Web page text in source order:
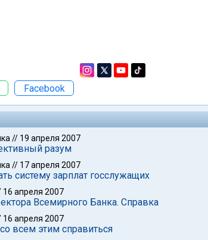
Facebook
// 19 апреля 2007
разум
// 17 апреля 2007
систему зарплат госслужащих
16 апреля 2007
Всемирного Банка. Справка
16 апреля 2007
всем этим справиться